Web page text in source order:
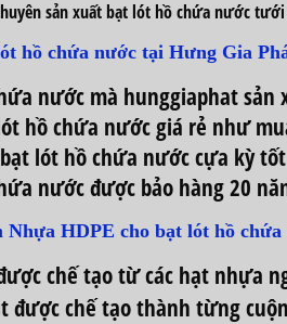
sản xuất bạt lót hồ chứa nước
hồ chứa nước tại Hưng Gia
nước mà hunggiaphat sản
hồ chứa nước giá rẻ như
lót hồ chứa nước cựa kỳ tốt
nước được bảo hàng 20
Nhựa HDPE cho bạt lót hồ chứa
chế tạo từ các hạt nhựa
được chế tạo thành từng